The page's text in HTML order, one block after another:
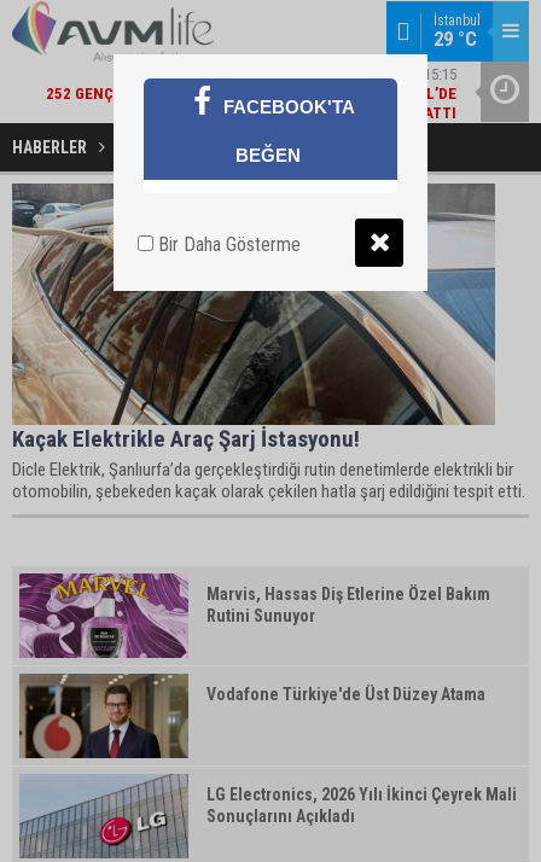
İstanbul
29 °C
ŞIRKET HABERLERI / 15:15
252 GENÇ YETENEK KARIYERLERINE İLK ADIMI TURKCELL’DE
ATTI
HABERLER Kaçak ELektrik Haberleri
Kaçak Elektrikle Araç Şarj İstasyonu!
Dicle Elektrik, Şanlıurfa’da gerçekleştirdiği rutin denetimlerde elektrikli bir
otomobilin, şebekeden kaçak olarak çekilen hatla şarj edildiğini tespit etti.
Marvis, Hassas Diş Etlerine Özel Bakım
Rutini Sunuyor
Vodafone Türkiye'de Üst Düzey Atama
LG Electronics, 2026 Yılı İkinci Çeyrek Mali
Sonuçlarını Açıkladı
FACEBOOK'TA
BEĞEN
Bir Daha Gösterme